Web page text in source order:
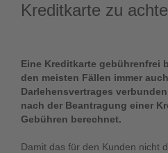
Kreditkarte zu
Eine Kreditkarte gebührenfrei
den meisten Fällen immer
Darlehensvertrages
nach der Beantragung einer
Gebühren berechnet.
Damit das für den Kunden nicht